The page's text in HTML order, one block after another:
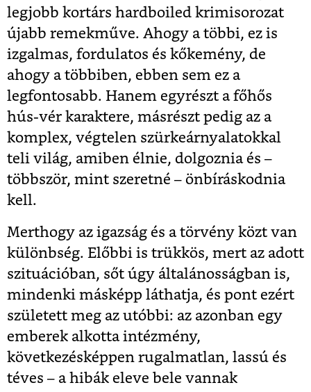
legjobb kortárs hardboiled krimisorozat
újabb remekműve. Ahogy a többi, ez is
izgalmas, fordulatos és kőkemény, de
ahogy a többiben, ebben sem ez a
legfontosabb. Hanem egyrészt a főhős
hús-vér karaktere, másrészt pedig az a
komplex, végtelen szürkeárnyalatokkal
teli világ, amiben élnie, dolgoznia és –
többször, mint szeretné – önbíráskodnia
kell.
Merthogy az igazság és a törvény közt van
különbség. Előbbi is trükkös, mert az adott
szituációban, sőt úgy általánosságban is,
mindenki másképp láthatja, és pont ezért
született meg az utóbbi: az azonban egy
emberek alkotta intézmény,
következésképpen rugalmatlan, lassú és
téves – a hibák eleve bele vannak